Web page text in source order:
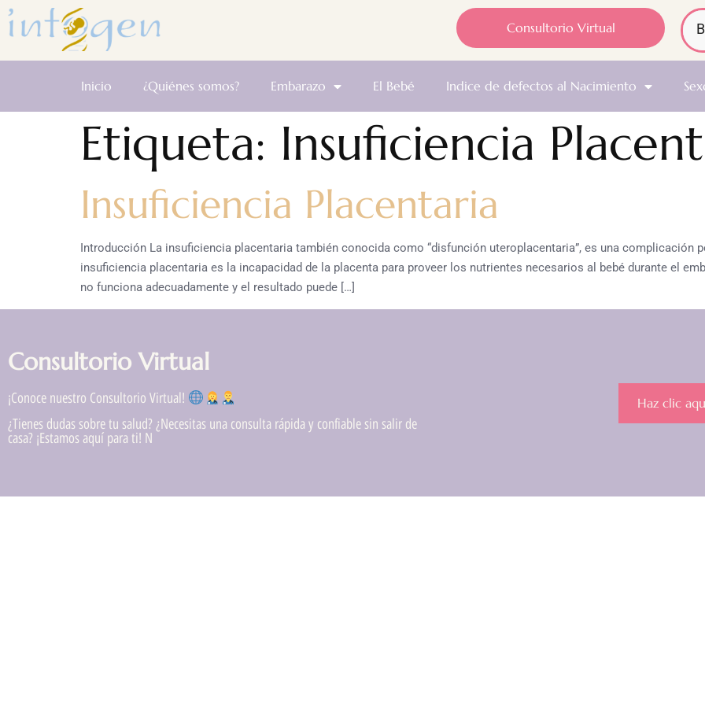
Consultorio Virtual
Inicio ¿Quiénes somos? Embarazo El Bebé Indice de defectos al Nacimiento
Etiqueta: Insuficiencia
Insuficiencia Placentaria
Introducción La insuficiencia placentaria también conocida como “disfunción uteroplacentaria”, es una complicación
insuficiencia placentaria es la incapacidad de la placenta para proveer los nutrientes necesarios al bebé durante el
no funciona adecuadamente y el resultado puede […]
Consultorio Virtual
¡Conoce nuestro Consultorio Virtual!
¿Tienes dudas sobre tu salud? ¿Necesitas una consulta rápida y confiable sin salir de
casa? ¡Estamos aquí para ti! N
Haz clic